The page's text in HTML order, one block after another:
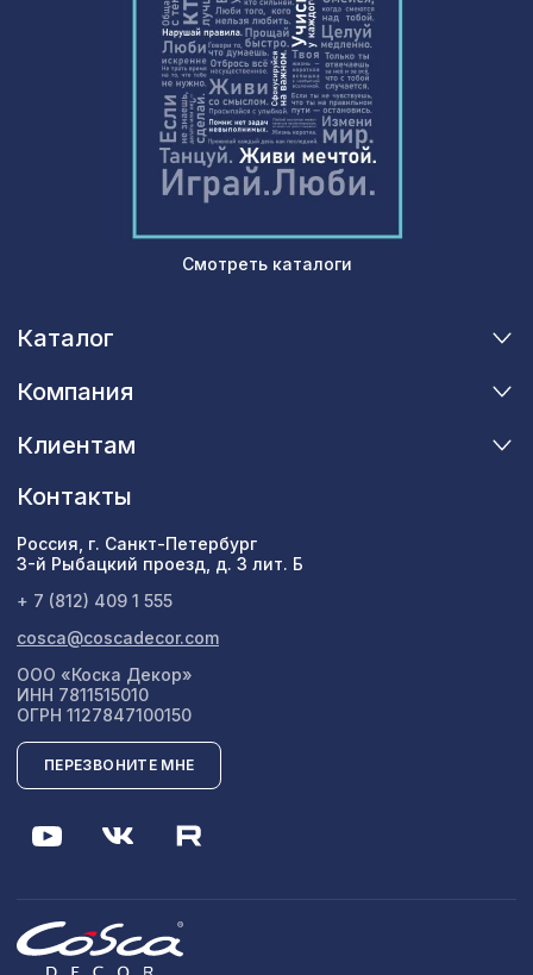
Смотреть каталоги
Каталог
Компания
Клиентам
Контакты
Россия, г. Санкт-Петербург
3-й Рыбацкий проезд, д. 3 лит. Б
+ 7 (812) 409 1 555
cosca@coscadecor.com
ООО «Коска Декор»
ИНН 7811515010
ОГРН 1127847100150
ПЕРЕЗВОНИТЕ МНЕ